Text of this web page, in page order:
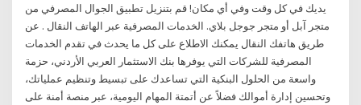
يديك في كل وقت وفي أي مكان! قم بتنزيل تطبيق الجوال المصرفي من
متجر آبل أو متجر جوجل بلاي. الخدمات المصرفية عبر الهاتف النقال . عن
طريق هاتفك النقال يمكنك الاطلاع على كل ما يحدث في تقدم الخدمات
المصرفية للشركات التي يوفرها بنك الاستثمار العربي الأردني، حزمة
واسعة من الحلول البنكية التي تساعدك على تبسيط وتنظيم عملياتك،
وتحسين إدارة أموالك فضلاً عن أتمتة المهام اليومية، عبر منصة أمنة على